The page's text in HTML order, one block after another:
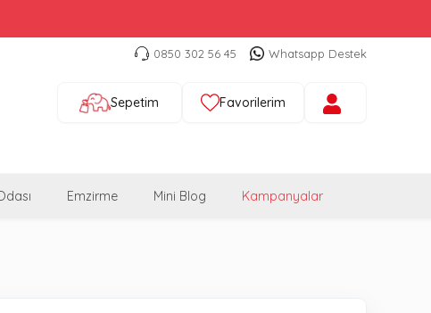
0850 302 56 45 Whatsapp Destek
Sepetim Favorilerim
Emzirme Mini Blog Kampanyalar